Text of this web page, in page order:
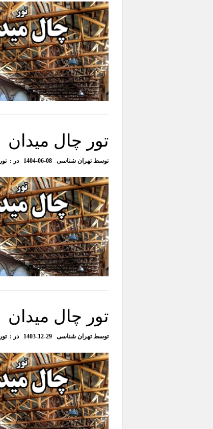
تور چال میدان
توسطتهران شناسی 1404-06-08 در :تور
تور چال میدان
توسطتهران شناسی 1403-12-29 در :تور